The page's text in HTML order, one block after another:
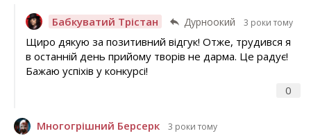
Бабкуватий Трістан Дурноокий 3 роки тому
0
Щиро дякую за позитивний відгук! Отже, трудився я
в останній день прийому творів не дарма. Це радує!
Бажаю успіхів у конкурсі!
Многогрішний Берсерк 3 роки тому